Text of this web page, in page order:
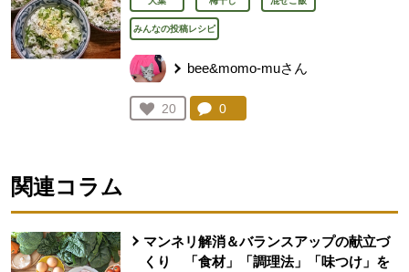
みんなの投稿レシピ
bee&momo-muさん
お気に入り登録：
20
人が登録
コメント：
0
関連コラム
マンネリ解消＆バランスアップの献立づ
くり 「食材」「調理法」「味つけ」を